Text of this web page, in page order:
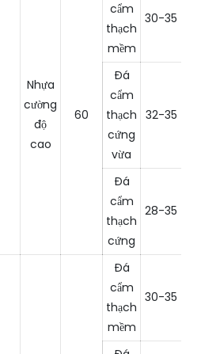
Nhựa
cường
độ
cao
60
cẩm
thạch
mềm
30-35
Đá
cẩm
thạch
cứng
vừa
32-35
Đá
cẩm
thạch
cứng
28-35
Đá
cẩm
thạch
mềm
30-35